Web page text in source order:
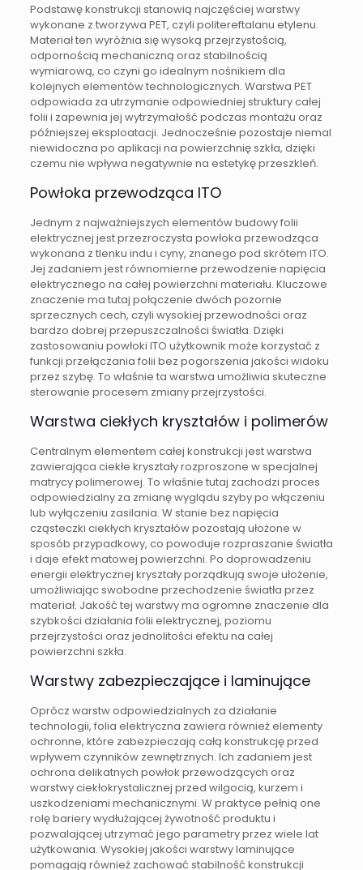
Podstawę konstrukcji stanowią najczęściej warstwy
wykonane z tworzywa PET, czyli politereftalanu etylenu.
Materiał ten wyróżnia się wysoką przejrzystością,
odpornością mechaniczną oraz stabilnością
wymiarową, co czyni go idealnym nośnikiem dla
kolejnych elementów technologicznych. Warstwa PET
odpowiada za utrzymanie odpowiedniej struktury całej
folii i zapewnia jej wytrzymałość podczas montażu oraz
późniejszej eksploatacji. Jednocześnie pozostaje niemal
niewidoczna po aplikacji na powierzchnię szkła, dzięki
czemu nie wpływa negatywnie na estetykę przeszkleń.
Powłoka przewodząca ITO
Jednym z najważniejszych elementów budowy folii
elektrycznej jest przezroczysta powłoka przewodząca
wykonana z tlenku indu i cyny, znanego pod skrótem ITO.
Jej zadaniem jest równomierne przewodzenie napięcia
elektrycznego na całej powierzchni materiału. Kluczowe
znaczenie ma tutaj połączenie dwóch pozornie
sprzecznych cech, czyli wysokiej przewodności oraz
bardzo dobrej przepuszczalności światła. Dzięki
zastosowaniu powłoki ITO użytkownik może korzystać z
funkcji przełączania folii bez pogorszenia jakości widoku
przez szybę. To właśnie ta warstwa umożliwia skuteczne
sterowanie procesem zmiany przejrzystości.
Warstwa ciekłych kryształów i polimerów
Centralnym elementem całej konstrukcji jest warstwa
zawierająca ciekłe kryształy rozproszone w specjalnej
matrycy polimerowej. To właśnie tutaj zachodzi proces
odpowiedzialny za zmianę wyglądu szyby po włączeniu
lub wyłączeniu zasilania. W stanie bez napięcia
cząsteczki ciekłych kryształów pozostają ułożone w
sposób przypadkowy, co powoduje rozpraszanie światła
i daje efekt matowej powierzchni. Po doprowadzeniu
energii elektrycznej kryształy porządkują swoje ułożenie,
umożliwiając swobodne przechodzenie światła przez
materiał. Jakość tej warstwy ma ogromne znaczenie dla
szybkości działania folii elektrycznej, poziomu
przejrzystości oraz jednolitości efektu na całej
powierzchni szkła.
Warstwy zabezpieczające i laminujące
Oprócz warstw odpowiedzialnych za działanie
technologii, folia elektryczna zawiera również elementy
ochronne, które zabezpieczają całą konstrukcję przed
wpływem czynników zewnętrznych. Ich zadaniem jest
ochrona delikatnych powłok przewodzących oraz
warstwy ciekłokrystalicznej przed wilgocią, kurzem i
uszkodzeniami mechanicznymi. W praktyce pełnią one
rolę bariery wydłużającej żywotność produktu i
pozwalającej utrzymać jego parametry przez wiele lat
użytkowania. Wysokiej jakości warstwy laminujące
pomagają również zachować stabilność konstrukcji